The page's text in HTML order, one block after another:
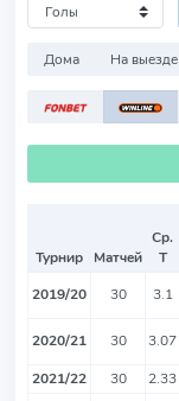
Дома На выезде
Турнир Матчей
Ср.
Т
2019/20
30 3.1
2020/21 30 3.07
2021/22
30 2.33